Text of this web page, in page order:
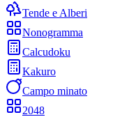
Tende e Alberi
Nonogramma
Calcudoku
Kakuro
Campo minato
2048